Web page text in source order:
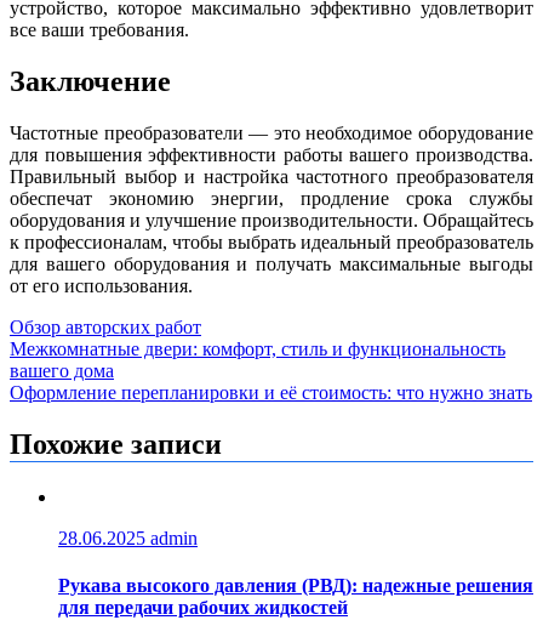
устройство, которое максимально эффективно удовлетворит
все ваши требования.
Заключение
Частотные преобразователи — это необходимое оборудование
для повышения эффективности работы вашего производства.
Правильный выбор и настройка частотного преобразователя
обеспечат экономию энергии, продление срока службы
оборудования и улучшение производительности. Обращайтесь
к профессионалам, чтобы выбрать идеальный преобразователь
для вашего оборудования и получать максимальные выгоды
от его использования.
Обзор авторских работ
Навигация
по
Межкомнатные двери: комфорт, стиль и функциональность
вашего дома
Оформление перепланировки и её стоимость: что нужно знать
Похожие записи
28.06.2025 admin
Рукава высокого давления (РВД): надежные решения
для передачи рабочих жидкостей